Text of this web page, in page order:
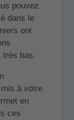
pouvez
dans le
ont
très bas.
à votre
en
ces